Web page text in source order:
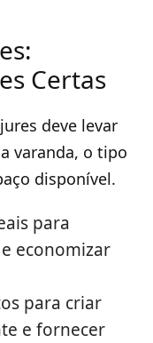
Certas
deve levar
varanda, o tipo
disponível.
para
economizar
para criar
e fornecer